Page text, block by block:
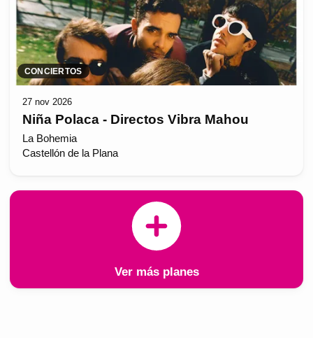
CONCIERTOS
27 nov 2026
Niña Polaca - Directos Vibra Mahou
La Bohemia
Castellón de la Plana
Ver más planes